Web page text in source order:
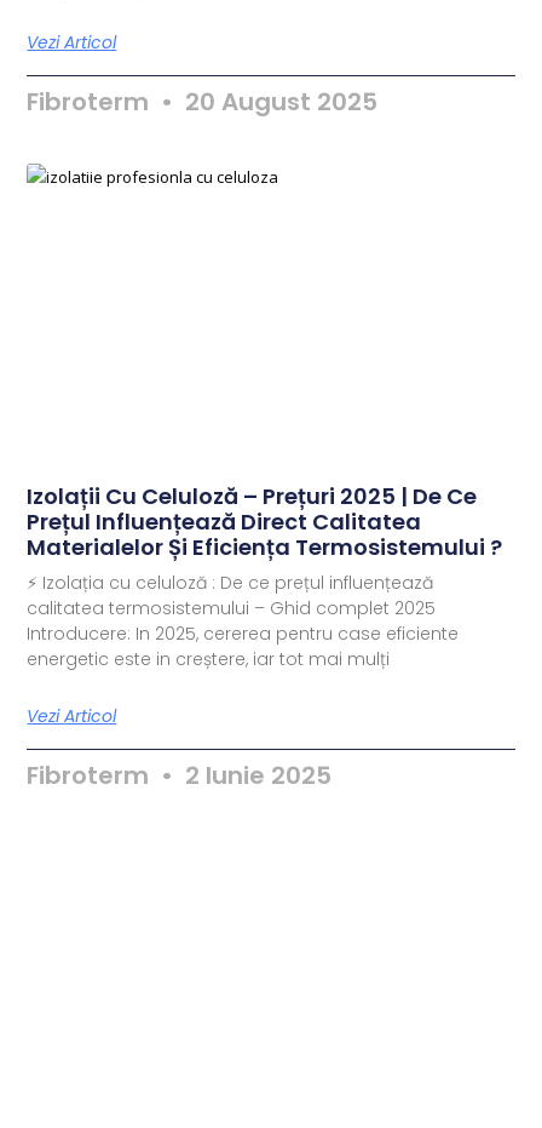
Vezi Articol
Fibroterm 20 August 2025
Izolații Cu Celuloză – Prețuri 2025 | De Ce
Prețul Influențează Direct Calitatea
Materialelor Și Eficiența Termosistemului ?
⚡ Izolația cu celuloză : De ce prețul influențează
calitatea termosistemului – Ghid complet 2025
Introducere: In 2025, cererea pentru case eficiente
energetic este in creștere, iar tot mai mulți
Vezi Articol
Fibroterm 2 Iunie 2025